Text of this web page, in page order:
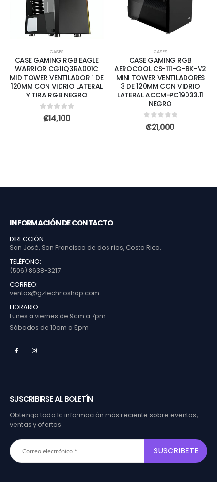
CASES
CASE GAMING RGB EAGLE
WARRIOR CG11Q3RA001C
MID TOWER VENTILADOR 1 DE
120MM CON VIDRIO LATERAL
Y TIRA RGB NEGRO
0out of 5
₡14,100
CASES
CASE GAMING RGB
AEROCOOL CS-111-G-BK-V2
MINI TOWER VENTILADORES
3 DE 120MM CON VIDRIO
LATERAL ACCM-PC19033.11
NEGRO
0out of 5
₡21,000
INFORMACIÓN DE CONTACTO
DIRECCIÓN:
San José, San Francisco de dos ríos, Costa Rica.
TELÉFONO:
(506) 8638-3217
CORREO:
ventas@gztechnoshop.com
HORARIO:
Lunes a viernes de 9am a 7pm
Sábados de 10am a 5pm
SUSCRIBIRSE AL BOLETÍN
Obtenga toda la información más reciente sobre eventos,
ventas y ofertas